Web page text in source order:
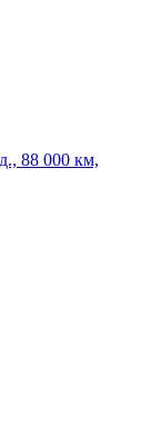
88 000 км,